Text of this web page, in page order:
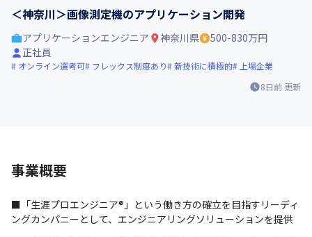
＜神奈川＞画像測定機のアプリケーション開発
8日前 更新
アプリケーションエンジニア 神奈川県
500-830万円
正社員
オンライン選考可 フレックス制度あり 新技術に積極的 上場企業
事業概要
■「生涯プロエンジニア®」という働き方の確立を目指すリーディ
ングカンパニーとして、エンジニアリングソリューションを提供